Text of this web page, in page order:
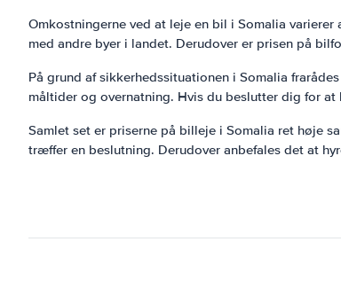
Omkostningerne ved at leje en bil i Somalia
med andre byer i landet. Derudover er prisen på
På grund af sikkerhedssituationen i Somalia
måltider og overnatning. Hvis du beslutter dig for
Samlet set er priserne på billeje i Somalia ret høje
træffer en beslutning. Derudover anbefales det at